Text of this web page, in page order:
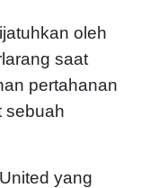
oleh
saat
pertahanan
sebuah
yang